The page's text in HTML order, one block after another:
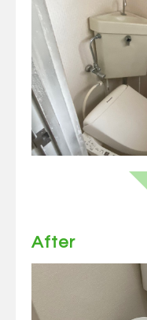
After